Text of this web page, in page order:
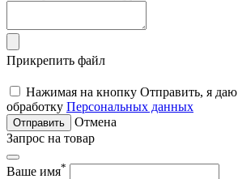
Прикрепить файл
Нажимая на кнопку Отправить, я даю
обработку Персональных данных
Отправить
Отмена
Запрос на товар
Ваше имя*